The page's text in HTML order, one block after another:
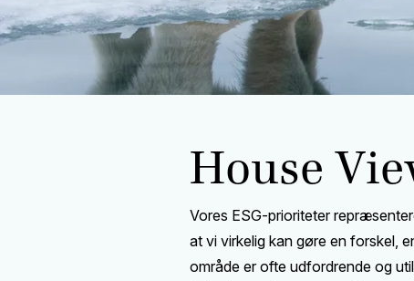
House
Vores ESG-prioriteter
at vi virkelig kan gøre en forskel,
område er ofte udfordrende og